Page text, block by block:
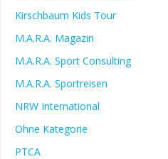
Kirschbaum Kids Tour
M.A.R.A. Magazin
M.A.R.A. Sport Consulting
M.A.R.A. Sportreisen
NRW International
Ohne Kategorie
PTCA